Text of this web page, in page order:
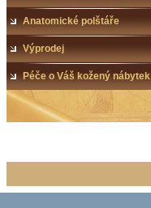
Anatomické polštáře
Výprodej
Péče o Váš kožený nábytek